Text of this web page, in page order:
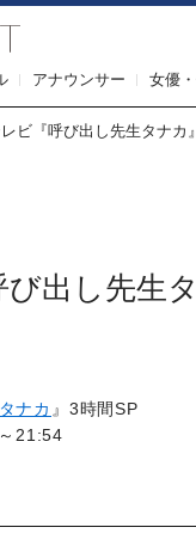
アナウンサー 女優
ビ『呼び出し先生タナカ
出し先生
ナカ 』3時間SP
21:54